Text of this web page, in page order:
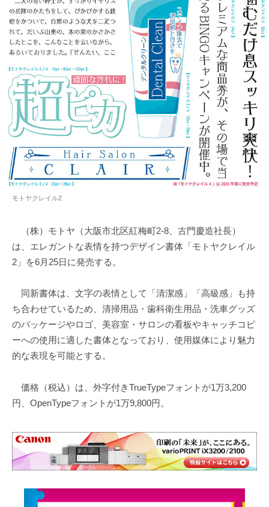
モトヤクレイル2
（株）モトヤ（大阪市北区紅梅町2-8、古門慶造社長）
は、エレガントな表情を持つデザイン書体「モトヤクレイル
2」を6月25日に発売する。
同新書体は、文字の表情として「清潔感」「高級感」も持
ち合わせているため、清掃用品・歯科衛生用品・洗車グッズ
のパッケージやロゴ、美容室・サロンの看板やキャッチコピ
ーへの使用に適した書体となっており、使用媒体により魅力
的な表現を可能とする。
価格（税込）は、外字付きTrueTypeフォントが1万3,200
円、OpenTypeフォントが1万9,800円。